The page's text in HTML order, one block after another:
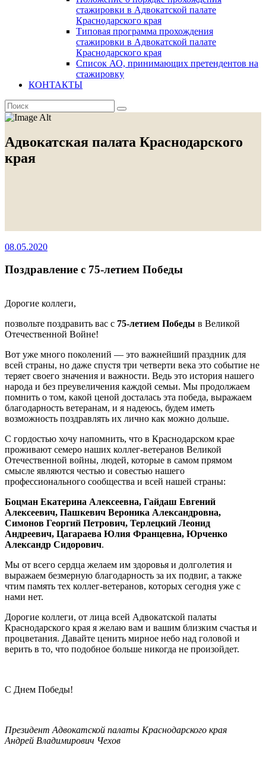
стажировки в Адвокатской палате
Краснодарского края
Типовая программа прохождения
стажировки в Адвокатской палате
Краснодарского края
Список АО, принимающих претендентов на
стажировку
КОНТАКТЫ
Адвокатская палата Краснодарского
края
08.05.2020
Поздравление с 75-летием Победы
Дорогие коллеги,
позвольте поздравить вас с 75-летием Победы в Великой
Отечественной Войне!
Вот уже много поколений — это важнейший праздник для
всей страны, но даже спустя три четверти века это событие не
теряет своего значения и важности. Ведь это история нашего
народа и без преувеличения каждой семьи. Мы продолжаем
помнить о том, какой ценой досталась эта победа, выражаем
благодарность ветеранам, и я надеюсь, будем иметь
возможность поздравлять их лично как можно дольше.
С гордостью хочу напомнить, что в Краснодарском крае
проживают семеро наших коллег-ветеранов Великой
Отечественной войны, людей, которые в самом прямом
смысле являются честью и совестью нашего
профессионального сообщества и всей нашей страны:
Боцман Екатерина Алексеевна, Гайдаш Евгений
Алексеевич, Пашкевич Вероника Александровна,
Симонов Георгий Петрович, Терлецкий Леонид
Андреевич, Цагараева Юлия Францевна, Юрченко
Александр Сидорович.
Мы от всего сердца желаем им здоровья и долголетия и
выражаем безмерную благодарность за их подвиг, а также
чтим память тех коллег-ветеранов, которых сегодня уже с
нами нет.
Дорогие коллеги, от лица всей Адвокатской палаты
Краснодарского края я желаю вам и вашим близким счастья и
процветания. Давайте ценить мирное небо над головой и
верить в то, что подобное больше никогда не произойдет.
С Днем Победы!
Президент Адвокатской палаты Краснодарского края
Андрей Владимирович Чехов